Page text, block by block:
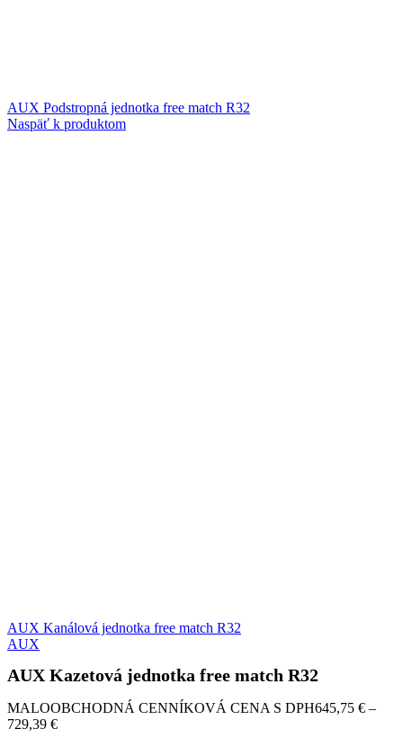
AUX Podstropná jednotka free match R32
Naspäť k produktom
AUX Kanálová jednotka free match R32
AUX
AUX Kazetová jednotka free match R32
MALOOBCHODNÁ CENNÍKOVÁ CENA S DPH645,75 € –
729,39 €Price